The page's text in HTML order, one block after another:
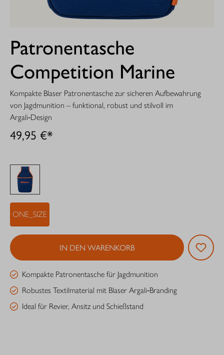
Patronentasche
Competition Marine
Kompakte Blaser Patronentasche zur sicheren Aufbewahrung
von Jagdmunition – funktional, robust und stilvoll im
Argali‑Design
49,95 €*
ONE_SIZE
IN DEN WARENKORB
Kompakte Patronentasche für Jagdmunition
Robustes Textilmaterial mit Blaser Argali‑Branding
Ideal für Revier, Ansitz und Schießstand